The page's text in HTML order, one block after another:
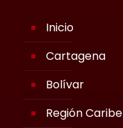
Inicio
Cartagena
Bolívar
Región Caribe